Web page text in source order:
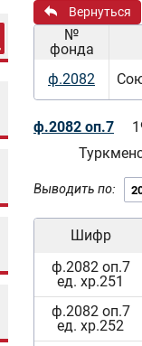
Вернуться
№
фонда
ф.2082
ф.2082 оп.7
Выводить по:
Шифр
ф.2082 оп.7
ед. хр.251
ф.2082 оп.7
ед. хр.252